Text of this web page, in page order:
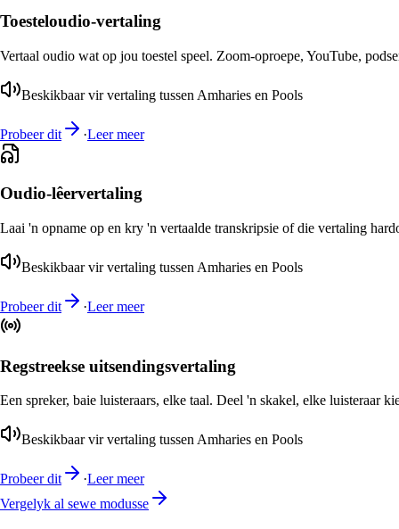
Toesteloudio-vertaling
Vertaal oudio wat op jou toestel speel. Zoom-oproepe, YouTube,
Beskikbaar vir vertaling tussen Amharies en Pools
Probeer dit ·Leer meer
Oudio-lêervertaling
Laai 'n opname op en kry 'n vertaalde transkripsie of die vertaling
Beskikbaar vir vertaling tussen Amharies en Pools
Probeer dit ·Leer meer
Regstreekse uitsendingsvertaling
Een spreker, baie luisteraars, elke taal. Deel 'n skakel, elke luisteraar
Beskikbaar vir vertaling tussen Amharies en Pools
Probeer dit ·Leer meer
Vergelyk al sewe modusse